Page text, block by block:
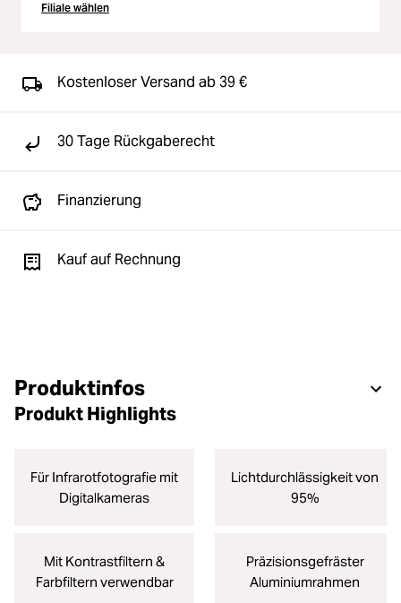
Filiale wählen
Kostenloser Versand ab 39 €
30 Tage Rückgaberecht
Finanzierung
Kauf auf Rechnung
Produktinfos
Produkt Highlights
Für Infrarotfotografie mit
Digitalkameras
Lichtdurchlässigkeit von
95%
Mit Kontrastfiltern &
Farbfiltern verwendbar
Präzisionsgefräster
Aluminiumrahmen